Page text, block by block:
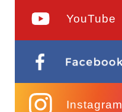
YouTube
Instagram